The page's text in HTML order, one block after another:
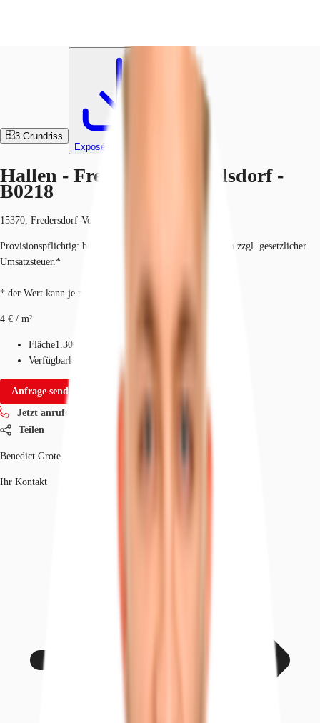
Marktinformationen
Mehrwert
Coworking
Ihre Ansprechpartner
Favoriten
Jetzt anrufen Kontaktieren Sie uns
3 Grundriss
Exposé herunterladen
Hallen - Fredersdorf-Vogelsdorf -
B0218
15370, Fredersdorf-Vogelsdorf, Brandenburg
Provisionspflichtig: bei Anmietung 3 Netto-Monatsmieten zzgl. gesetzlicher
Umsatzsteuer.*
* der Wert kann je nach Vertragslaufzeit variieren.
4 € / m²
Fläche1.300 - 3.361 m²
Verfügbarkeit
Anfrage senden
Jetzt anrufen
Teilen
Benedict Grote
Ihr Kontakt